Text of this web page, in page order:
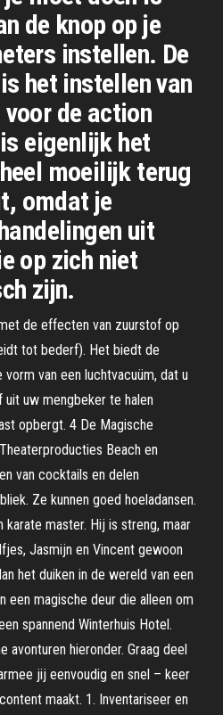
de knop op je
instellen. De
het instellen van
de action
eigenlijk het
moeilijk terug
omdat je
uit
op zich niet
zijn.
de effecten van zuurstof op
tot bederf). Het biedt de
van een luchtvacuüm, dat u
uw mengbeker te halen
opbergt. 4 De Magische
Beach en
van cocktails en delen
Ze kunnen goed hoeladansen.
karate master. Hij is streng, maar
Jasmijn en Vincent gewoon
het duiken in de wereld van een
een magische deur die alleen om
spannend Winterhuis Hotel.
avonturen hieronder. Graag deel
jij eenvoudig en snel – keer
maakt. 1. Inventariseer en